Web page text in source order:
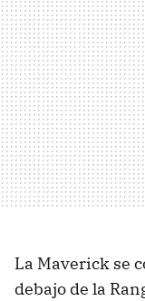
La Maverick se
debajo de la